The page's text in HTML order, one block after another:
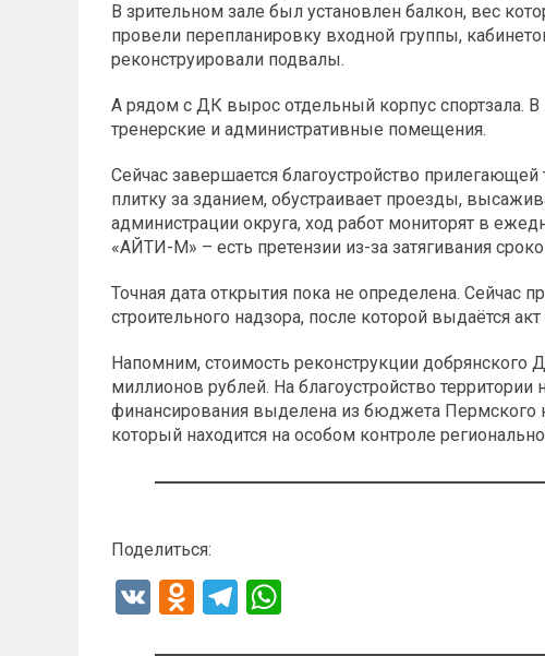
В зрительном зале был установлен балкон, вес
провели перепланировку входной группы,
реконструировали подвалы.
А рядом с ДК вырос отдельный корпус спортзала.
тренерские и административные помещения.
Сейчас завершается благоустройство
плитку за зданием, обустраивает проезды,
администрации округа, ход работ мониторят в
«АЙТИ-М» – есть претензии из-за затягивания
Точная дата открытия пока не определена. Сейчас
строительного надзора, после которой выдаётся
Напомним, стоимость реконструкции добрянского
миллионов рублей. На благоустройство
финансирования выделена из бюджета Пермского
который находится на особом контроле
Поделиться:
V
O
T